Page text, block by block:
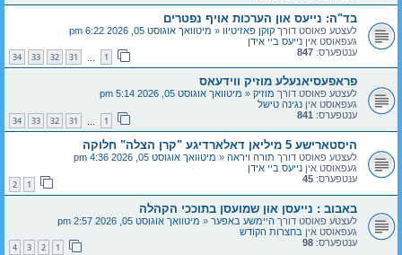
בד"ה: נייעס און הערכות אויף נפטרים
לעצטע פאוסט דורך קוקן פאזיטיוו « מיטוואך אוגוסט 05, 2026 6:22 pm
געפאוסט אין נייעס ביי אידן
ענטפערס: 847
1
31
32
33
34
פראפעסיאנעלע מוזיק ווידעאס
לעצטע פאוסט דורך מוזיק « מיטוואך אוגוסט 05, 2026 5:14 pm
געפאוסט אין נגינה טישל
ענטפערס: 841
1
31
32
33
34
היסטארישע 5 מיליאן דאלארדיגע "קרן הצלה" חלוקה
לעצטע פאוסט דורך תורה ויראה « מיטוואך אוגוסט 05, 2026 4:36 pm
געפאוסט אין נייעס ביי אידן
ענטפערס: 45
1
2
באבוב : נייעסן און שמועסן בתוככי הקהלה
לעצטע פאוסט דורך היימשע באפער « מיטוואך אוגוסט 05, 2026 2:57 pm
געפאוסט אין בחצרות הקודש
ענטפערס: 98
1
2
3
4